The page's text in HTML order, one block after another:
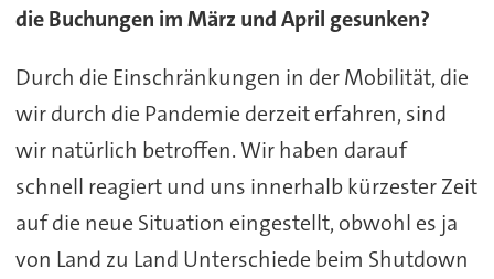
die Buchungen im März und April gesunken?
Durch die Einschränkungen in der Mobilität, die
wir durch die Pandemie derzeit erfahren, sind
wir natürlich betroffen. Wir haben darauf
schnell reagiert und uns innerhalb kürzester Zeit
auf die neue Situation eingestellt, obwohl es ja
von Land zu Land Unterschiede beim Shutdown